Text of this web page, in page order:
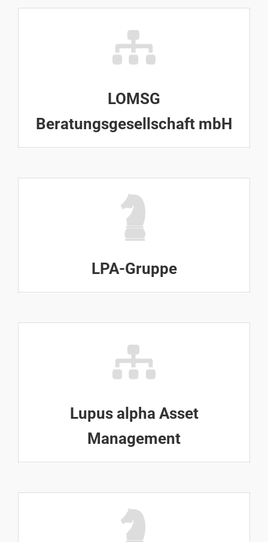
LOMSG
Beratungsgesellschaft mbH
LPA-Gruppe
Lupus alpha Asset
Management